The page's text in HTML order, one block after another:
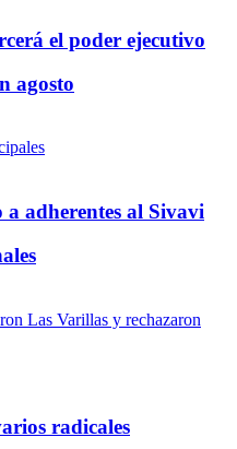
el poder ejecutivo
agosto
adherentes al Sivavi
radicales